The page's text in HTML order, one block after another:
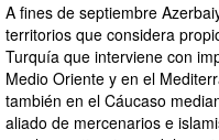
A fines de septiembre
territorios que considera
Turquía que interviene con
Medio Oriente y en el
también en el Cáucaso
aliado de mercenarios e